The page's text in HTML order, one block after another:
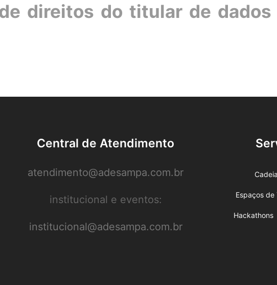
Central de Atendimento
atendimento@adesampa.com.br
institucional e eventos:
institucional@adesampa.com.br
Espaços de
Hackathons